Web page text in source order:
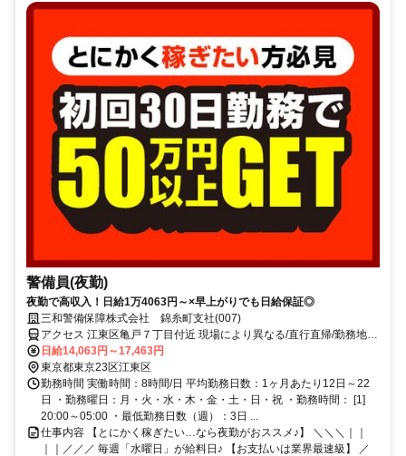
警備員(夜勤)
夜勤で高収入！日給1万4063円～×早上がりでも日給保証◎
三和警備保障株式会社 錦糸町支社(007)
アクセス 江東区亀戸７丁目付近 現場により異なる/直行直帰/勤務地相
談可 ■電話面接■来社不要■即日勤務
日給14,063円～17,463円
東京都東京23区江東区
勤務時間 実働時間：8時間/日 平均勤務日数：1ヶ月あたり12日～22
日 ・勤務曜日：月・火・水・木・金・土・日・祝 ・勤務時間： [1]
20:00～05:00 ・最低勤務日数（週）：3日 ...
仕事内容 【とにかく稼ぎたい…なら夜勤がおススメ♪】 ＼＼＼｜｜
｜｜／／／ 毎週「水曜日」が給料日♪ 【お支払いは業界最速級】 ／